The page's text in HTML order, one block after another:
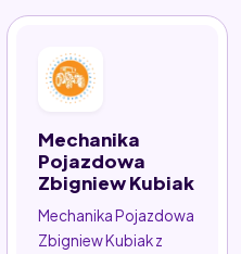
Mechanika
Pojazdowa
Zbigniew Kubiak
Mechanika Pojazdowa
Zbigniew Kubiak z